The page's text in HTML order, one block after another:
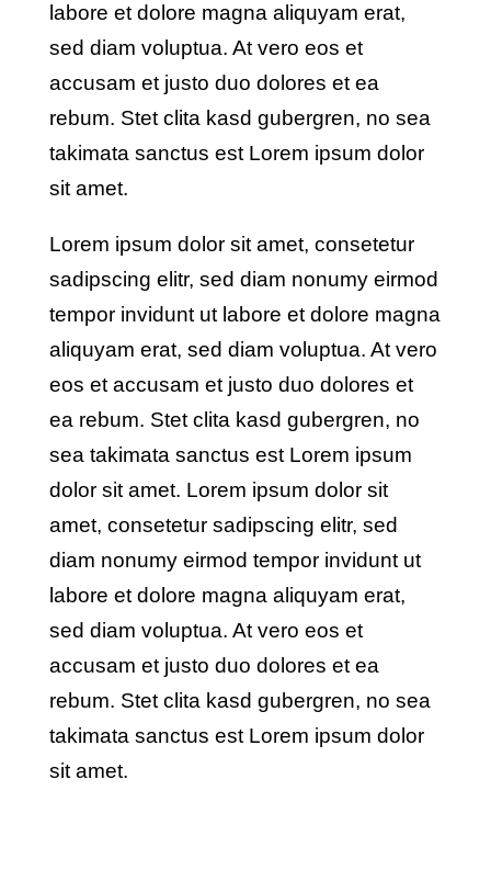
labore et dolore magna aliquyam erat,
sed diam voluptua. At vero eos et
accusam et justo duo dolores et ea
rebum. Stet clita kasd gubergren, no sea
takimata sanctus est Lorem ipsum dolor
sit amet.
Lorem ipsum dolor sit amet, consetetur
sadipscing elitr, sed diam nonumy eirmod
tempor invidunt ut labore et dolore magna
aliquyam erat, sed diam voluptua. At vero
eos et accusam et justo duo dolores et
ea rebum. Stet clita kasd gubergren, no
sea takimata sanctus est Lorem ipsum
dolor sit amet. Lorem ipsum dolor sit
amet, consetetur sadipscing elitr, sed
diam nonumy eirmod tempor invidunt ut
labore et dolore magna aliquyam erat,
sed diam voluptua. At vero eos et
accusam et justo duo dolores et ea
rebum. Stet clita kasd gubergren, no sea
takimata sanctus est Lorem ipsum dolor
sit amet.